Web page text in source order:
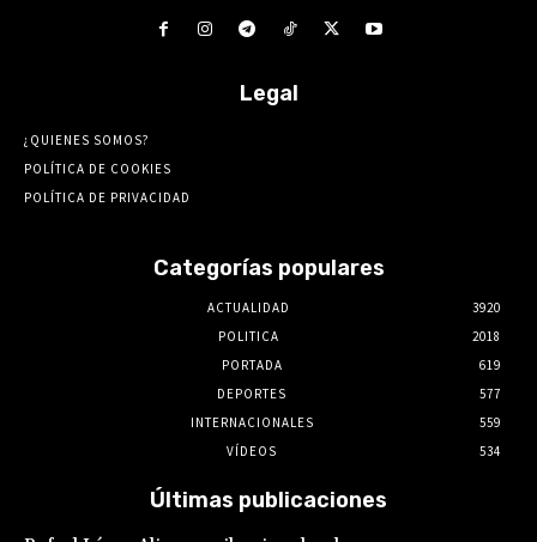
Legal
¿QUIENES SOMOS?
POLÍTICA DE COOKIES
POLÍTICA DE PRIVACIDAD
Categorías populares
ACTUALIDAD
3920
POLITICA
2018
PORTADA
619
DEPORTES
577
INTERNACIONALES
559
VÍDEOS
534
Últimas publicaciones